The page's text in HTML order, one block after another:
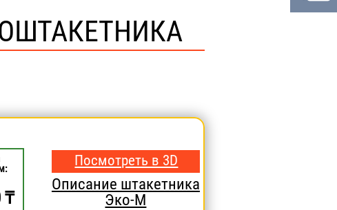
₸
Посмотреть в 3D
Описание штакетника
Эко-М